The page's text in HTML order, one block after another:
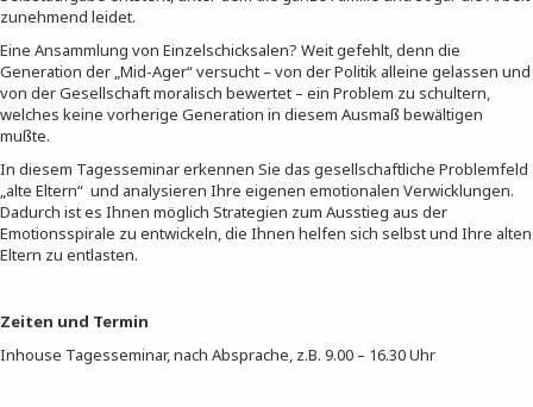
zunehmend leidet.
Eine Ansammlung von Einzelschicksalen? Weit gefehlt, denn die
Generation der „Mid-Ager“ versucht – von der Politik alleine gelassen und
von der Gesellschaft moralisch bewertet – ein Problem zu schultern,
welches keine vorherige Generation in diesem Ausmaß bewältigen
mußte.
In diesem Tagesseminar erkennen Sie das gesellschaftliche Problemfeld
„alte Eltern“ und analysieren Ihre eigenen emotionalen Verwicklungen.
Dadurch ist es Ihnen möglich Strategien zum Ausstieg aus der
Emotionsspirale zu entwickeln, die Ihnen helfen sich selbst und Ihre alten
Eltern zu entlasten.
Zeiten und Termin
Inhouse Tagesseminar, nach Absprache, z.B. 9.00 – 16.30 Uhr